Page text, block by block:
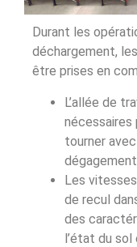
Durant les
déchargement,
être prises en
L’allée de
nécessaires
tourner
Les
de recul
des
l’état du